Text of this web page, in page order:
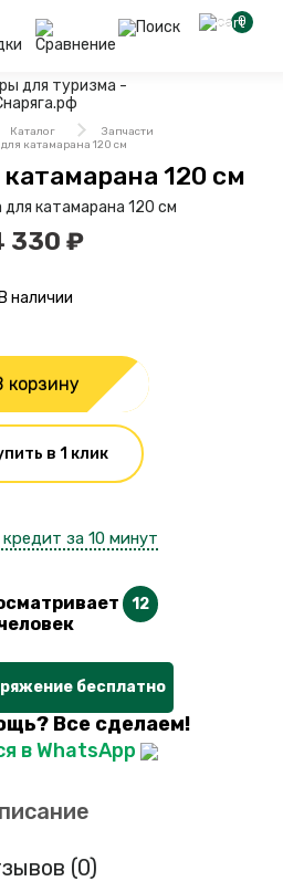
0
Каталог
Запчасти
катамарана 120 см
120 см
330 ₽
В наличии
корзину
в 1 клик
за 10 минут
12
бесплатно
Все сделаем!
в WhatsApp
(0)